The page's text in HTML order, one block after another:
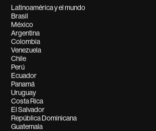
Latinoamérica y el mundo
Brasil
México
Argentina
Colombia
Venezuela
Chile
Perú
Ecuador
Panamá
Uruguay
Costa Rica
El Salvador
República Dominicana
Guatemala